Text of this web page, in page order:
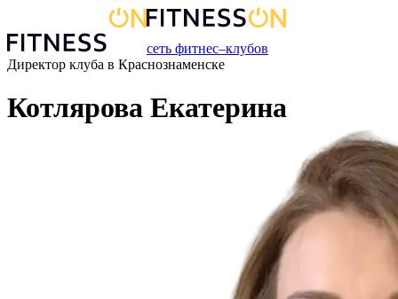
сеть фитнес–клубов
Директор клуба в Краснознаменске
Котлярова Екатерина